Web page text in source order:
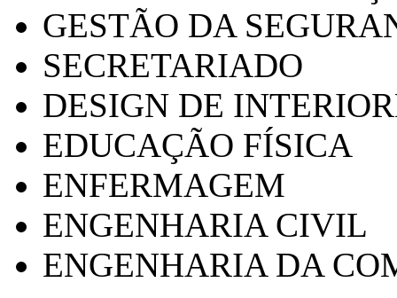
GESTÃO DA
SECRETARIADO
DESIGN DE
EDUCAÇÃO FÍSICA
ENFERMAGEM
ENGENHARIA CIVIL
ENGENHARIA DA